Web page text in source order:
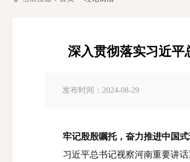
深入贯彻落实习近
发布时间：2024-08-29
牢记殷殷嘱托，奋力推进中国
习近平总书记视察河南重要讲话